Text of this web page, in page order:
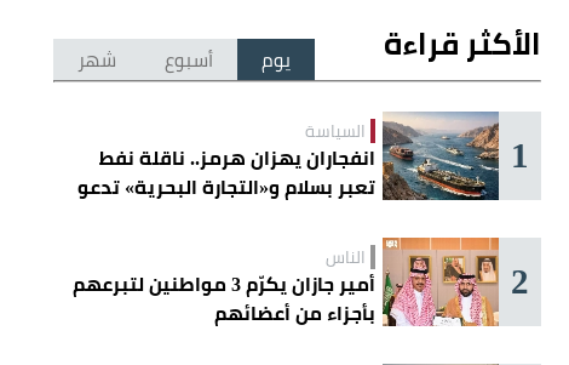
الأكثر قراءة يوم أسبوع شهر
1 السياسة
انفجاران يهزان هرمز.. ناقلة نفط
تعبر بسلام و«التجارة البحرية» تدعو
2 الناس
أمير جازان يكرّم 3 مواطنين لتبرعهم
بأجزاء من أعضائهم